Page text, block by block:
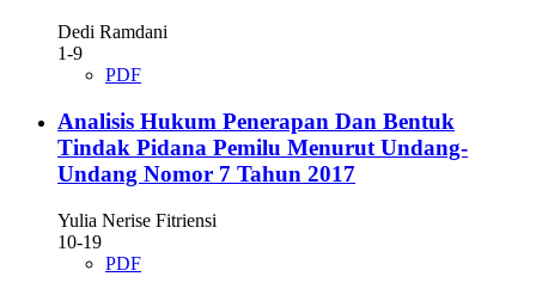
Dedi Ramdani
1-9
PDF
Analisis Hukum Penerapan Dan Bentuk
Tindak Pidana Pemilu Menurut Undang-
Undang Nomor 7 Tahun 2017
Yulia Nerise Fitriensi
10-19
PDF